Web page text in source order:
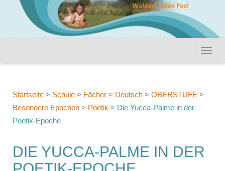
Startseite > Schule > Fächer > Deutsch > OBERSTUFE >
Besondere Epochen > Poetik > Die Yucca-Palme in der
Poetik-Epoche
DIE YUCCA-PALME IN DER